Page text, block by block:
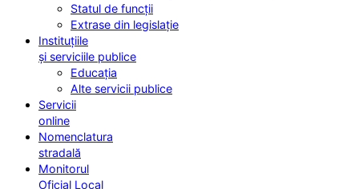
Statul de funcții
Extrase din legislație
Instituțiile
și serviciile publice
Educația
Alte servicii publice
Servicii
online
Nomenclatura
stradală
Monitorul
Oficial Local